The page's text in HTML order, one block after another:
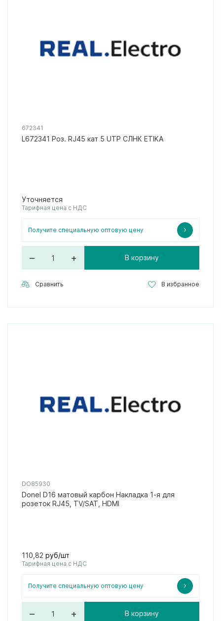
672341
L672341 Роз. RJ45 кат 5 UTP СЛНК ETIKA
Уточняется
Тарифная цена с НДС
Получите специальную оптовую цену
– + В корзину
Сравнить В избранное
DO85930
Donel D16 матовый карбон Накладка 1-я для
розеток RJ45, TV/SAT, HDMI
110,82 руб/шт
Тарифная цена с НДС
Получите специальную оптовую цену
– + В корзину